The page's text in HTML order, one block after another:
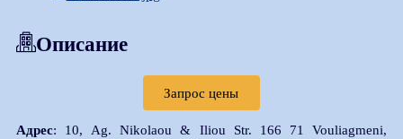
Описание
Запрос цены
Адрес: 10, Ag. Nikolaou & Iliou Str. 166 71 Vouliagmeni,